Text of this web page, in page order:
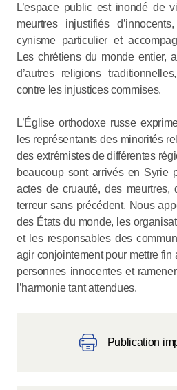
L’espace public est inondé de
meurtres injustifiés
cynisme particulier et
Les chrétiens du monde entier,
d’autres religions
contre les injustices commises.
L’Église orthodoxe russe
les représentants des minorités
des extrémistes de différentes
beaucoup sont arrivés en Syrie
actes de cruauté, des meurtres,
terreur sans précédent. Nous
des États du monde, les
et les responsables des
agir conjointement pour mettre fin
personnes innocentes et
l’harmonie tant attendues.
Publication